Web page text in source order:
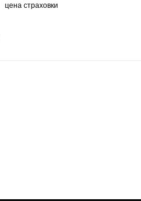
цена страховки